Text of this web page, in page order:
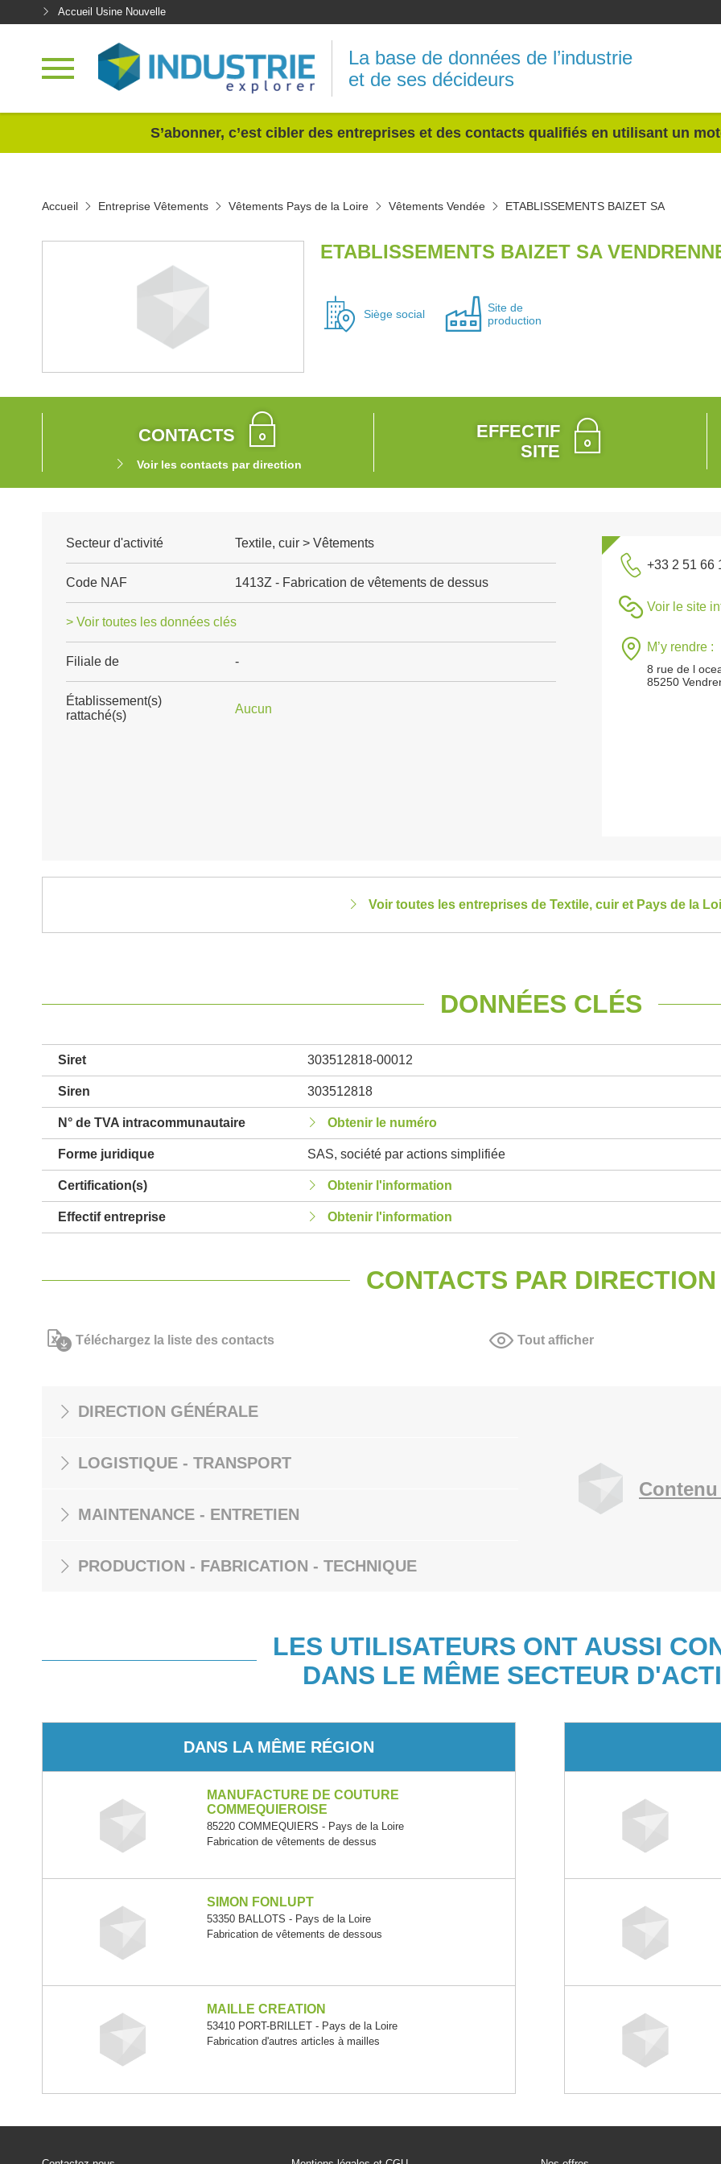
Accueil Usine Nouvelle
La base de données de l’industrie
et de ses décideurs
S’abonner, c’est cibler des entreprises et des contacts qualifiés en utilisant un
Accueil Entreprise Vêtements Vêtements Pays de la Loire Vêtements Vendée ETABLISSEMENTS BAIZET SA
ETABLISSEMENTS BAIZET SA
Siège social
Site de
production
CONTACTS
Voir les contacts par direction
EFFECTIF
SITE
Secteur d'activité Textile, cuir > Vêtements
Code NAF 1413Z - Fabrication de vêtements de dessus
> Voir toutes les données clés
Filiale de -
Établissement(s)
rattaché(s)
Aucun
+33 2 51 66
Voir le site
M’y rendre :
8 rue de l
85250
Voir toutes les entreprises de Textile, cuir et Pays de la
DONNÉES CLÉS
Siret 303512818-00012
Siren 303512818
N° de TVA intracommunautaire Obtenir le numéro
Forme juridique SAS, société par actions simplifiée
Certification(s) Obtenir l'information
Effectif entreprise Obtenir l'information
CONTACTS PAR DIRECTION
Téléchargez la liste des contacts Tout afficher
DIRECTION GÉNÉRALE
LOGISTIQUE - TRANSPORT
MAINTENANCE - ENTRETIEN
PRODUCTION - FABRICATION - TECHNIQUE
LES UTILISATEURS ONT AUSSI
DANS LE MÊME SECTEUR
DANS LA MÊME RÉGION
MANUFACTURE DE COUTURE
COMMEQUIEROISE
85220 COMMEQUIERS - Pays de la Loire
Fabrication de vêtements de dessus
SIMON FONLUPT
53350 BALLOTS - Pays de la Loire
Fabrication de vêtements de dessous
MAILLE CREATION
53410 PORT-BRILLET - Pays de la Loire
Fabrication d'autres articles à mailles